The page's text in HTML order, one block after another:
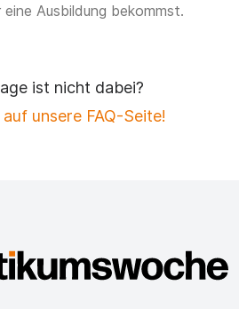
Ausbildung bekommst.
ist nicht dabei?
unsere FAQ-Seite!